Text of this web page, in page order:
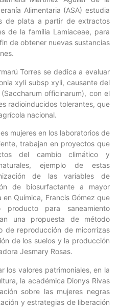
Alimentaria (ASA) estudia
de plata a partir de extractos
de la familia Lamiaceae, para
de obtener nuevas sustancias
Torres se dedica a evaluar
xyli subsp xyli, causante del
officinarum), con el
radioinducidos tolerantes, que
nacional.
mujeres en los laboratorios de
trabajan en proyectos que
del cambio climático y
ejemplo de estas
de las variables de
de biosurfactante a mayor
Química, Francis Gómez que
para saneamiento
una propuesta de método
de reproducción de micorrizas
de los suelos y la producción
Jesmary Rosas.
los valores patrimoniales, en la
la académica Dionys Rivas
sobre las mujeres negras
y estrategias de liberación